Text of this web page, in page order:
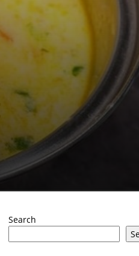
Search